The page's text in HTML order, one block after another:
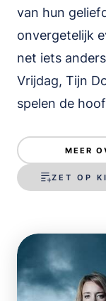
van hun
onvergetelijk
net iets
Vrijdag, Tijn
spelen de
MEER
ZET OP